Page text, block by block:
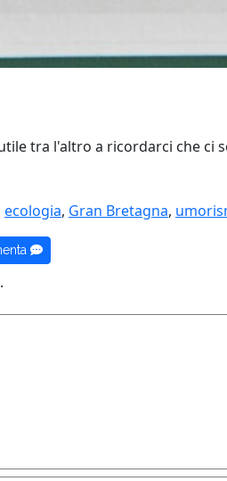
tra l'altro a ricordarci che ci
ecologia, Gran Bretagna,